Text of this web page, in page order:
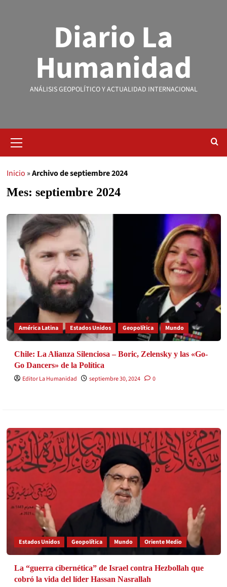
Diario La
Humanidad
ANÁLISIS GEOPOLÍTICO Y ACTUALIDAD INTERNACIONAL
Inicio »Archivo de septiembre 2024
Mes: septiembre 2024
América Latina Estados Unidos Geopolítica Mundo
Chile: La Alianza Silenciosa – Boric, Zelensky y las «Go-
Go Dancers» de la Política
Editor La Humanidad
septiembre 30, 2024 0
Estados Unidos Geopolítica Mundo Oriente Medio
La “guerra cibernética” de Israel contra Hezbollah que
cobró la vida del líder Hassan Nasrallah